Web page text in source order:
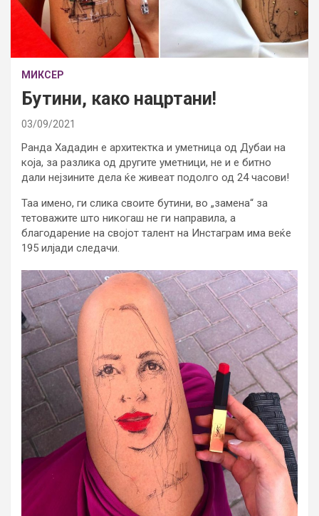
МИКСЕР
Бутини, како нацртани!
03/09/2021
Ранда Хададин е архитектка и уметница од Дубаи на
која, за разлика од другите уметници, не и е битно
дали нејзините дела ќе живеат подолго од 24 часови!
Таа имено, ги слика своите бутини, во „замена“ за
тетоважите што никогаш не ги направила, а
благодарение на својот талент на Инстаграм има веќе
195 илјади следачи.